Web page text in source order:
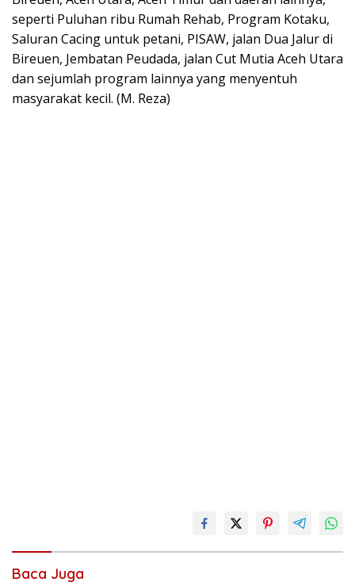
seperti Puluhan ribu Rumah Rehab, Program Kotaku,
Saluran Cacing untuk petani, PISAW, jalan Dua Jalur di
Bireuen, Jembatan Peudada, jalan Cut Mutia Aceh Utara
dan sejumlah program lainnya yang menyentuh
masyarakat kecil. (M. Reza)
Baca Juga